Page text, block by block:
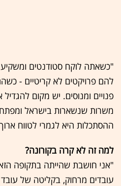
"כשאתה לוקח סטודנטים
להם פרויקטים לא קריטיים -
פנויים ומנוסים. יש מקום
משרות שנשארות בישראל
ההסתכלות היא לגמרי לטווח
למה זה לא קרה בקורונה?
"אני חושבת שהייתה בתקופה
עובדים מרחוק, בקליטה של